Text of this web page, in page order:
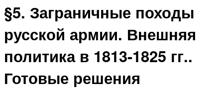
§5. Заграничные походы
русской армии. Внешняя
политика в 1813-1825 гг..
Готовые решения